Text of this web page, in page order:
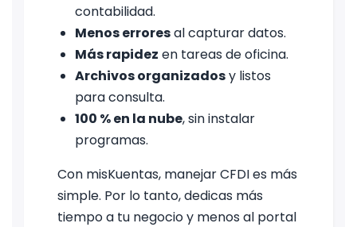
contabilidad.
Menos erroresal capturar datos.
Más rapidez en tareas de oficina.
Archivos organizadosy listos
para consulta.
100 % en la nube, sin instalar
programas.
Con misKuentas, manejar CFDI es más
simple. Por lo tanto, dedicas más
tiempo a tu negocio y menos al portal